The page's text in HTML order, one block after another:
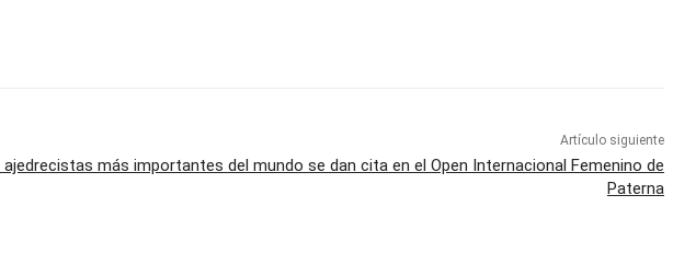
Artículo siguiente
ajedrecistas más importantes del mundo se dan cita en el Open Internacional Femenino de
Paterna